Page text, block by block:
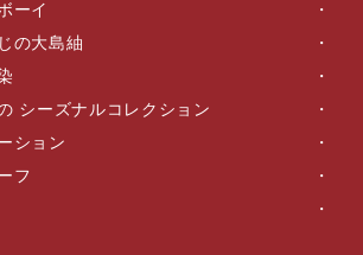
ーイ
の大島紬
シーズナルコレクション
ション
フ